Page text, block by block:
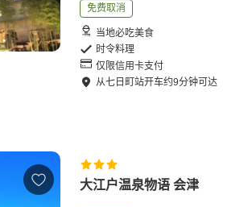
免费取消
当地必吃美食
时令料理
仅限信用卡支付
从七日町站开车约9分钟可达
大江户温泉物语 会津